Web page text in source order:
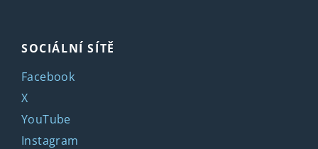
SOCIÁLNÍ SÍTĚ
Facebook
X
YouTube
Instagram